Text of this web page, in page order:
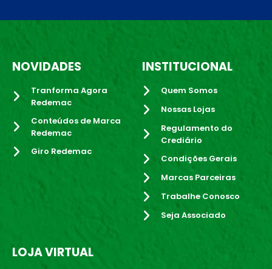
NOVIDADES
Tranforma Agora
Redemac
Conteúdos de Marca
Redemac
Giro Redemac
INSTITUCIONAL
Quem Somos
Nossas Lojas
Regulamento do
Crediário
Condições Gerais
Marcas Parceiras
Trabalhe Conosco
Seja Associado
LOJA VIRTUAL